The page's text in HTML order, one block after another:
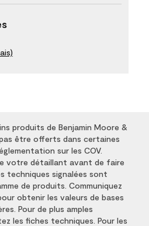
produits de Benjamin Moore &
être offerts dans certaines
sur les COV.
votre détaillant avant de faire
techniques signalées sont
de produits. Communiquez
obtenir les valeurs de bases
Pour de plus amples
les fiches techniques. Pour les